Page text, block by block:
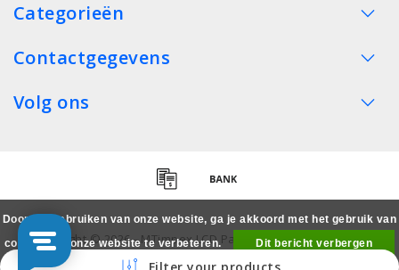
Categorieën
Contactgegevens
Volg ons
Copyright © 2026 - MTimpex LCD Parts Cases Groothandel
Smartphone - All rights reserved
Door het gebruiken van onze website, ga je akkoord met het gebruik van
cookies om onze website te verbeteren.
Dit bericht verbergen
Meer over cookies »